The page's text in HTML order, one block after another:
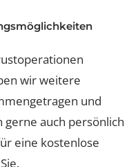
Organisation ist das A
nach der
gilt dies umso mehr.